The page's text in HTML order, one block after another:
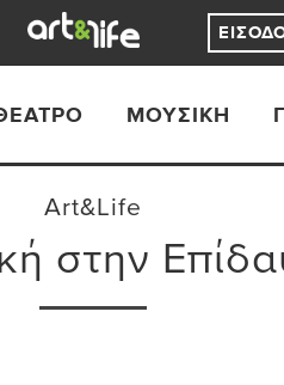
ΜΟΥΣΙΚΉ
Art&Life
στην